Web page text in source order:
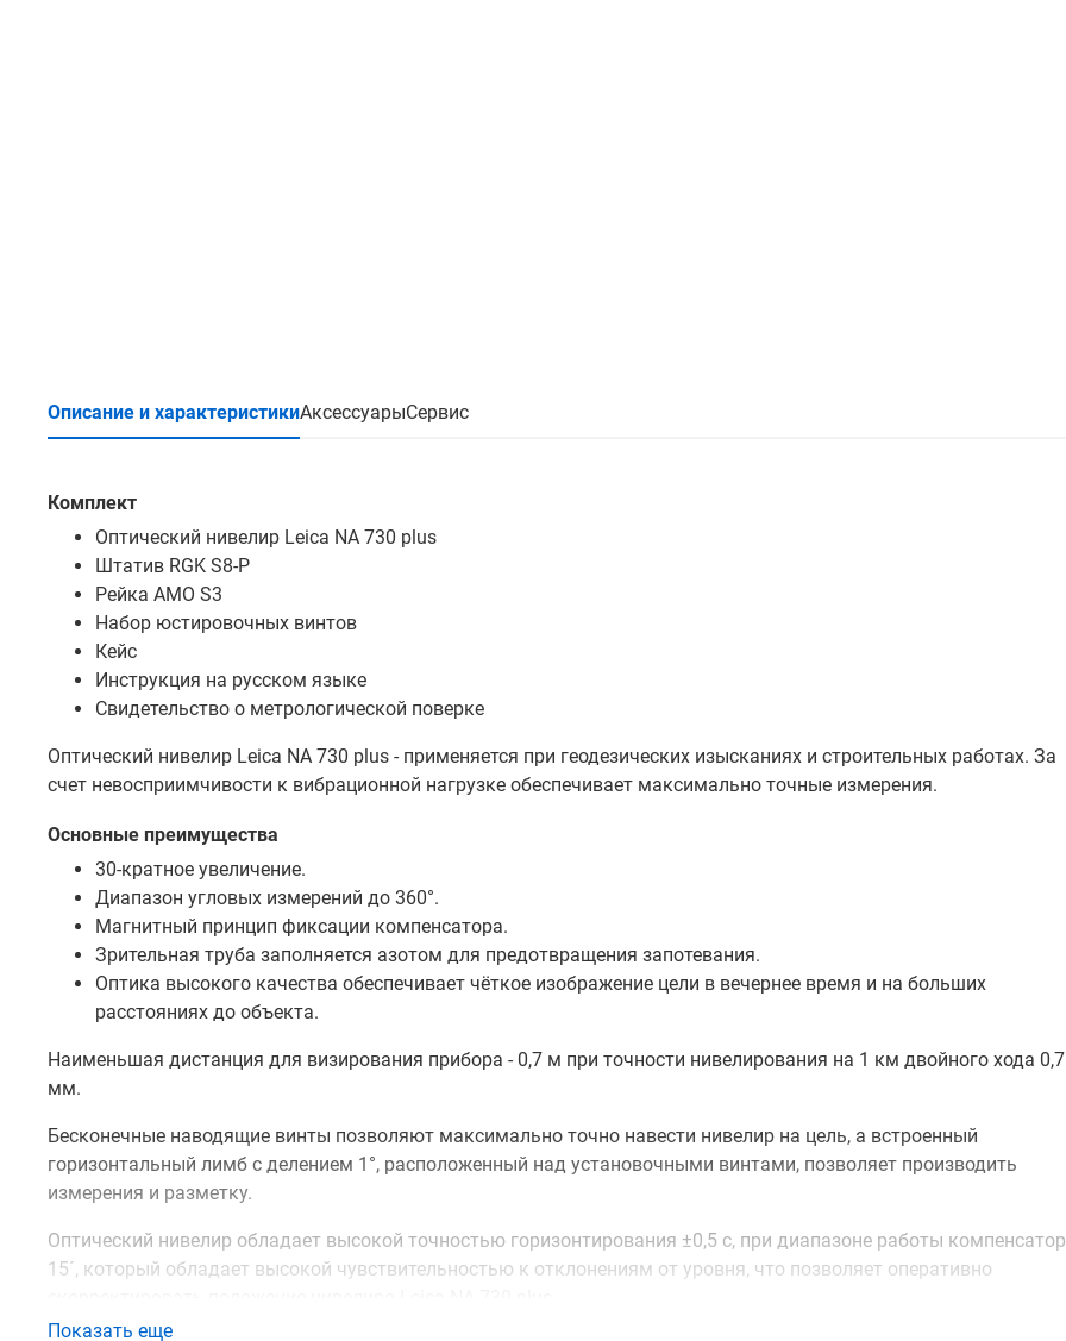
Описание и характеристикиАксессуарыСервис
Комплект
Оптический нивелир Leica NA 730 plus
Штатив RGK S8-P
Рейка AMO S3
Набор юстировочных винтов
Кейс
Инструкция на русском языке
Свидетельство о метрологической поверке
Оптический нивелир Leica NA 730 plus - применяется при геодезических изысканиях и строительных работах. За
счет невосприимчивости к вибрационной нагрузке обеспечивает максимально точные измерения.
Основные преимущества
30-кратное увеличение.
Диапазон угловых измерений до 360°.
Магнитный принцип фиксации компенсатора.
Зрительная труба заполняется азотом для предотвращения запотевания.
Оптика высокого качества обеспечивает чёткое изображение цели в вечернее время и на больших
расстояниях до объекта.
Наименьшая дистанция для визирования прибора - 0,7 м при точности нивелирования на 1 км двойного хода 0,7
мм.
Бесконечные наводящие винты позволяют максимально точно навести нивелир на цель, а встроенный
горизонтальный лимб с делением 1°, расположенный над установочными винтами, позволяет производить
измерения и разметку.
Оптический нивелир обладает высокой точностью горизонтирования ±0,5 с, при диапазоне работы
15´, который обладает высокой чувствительностью к отклонениям от уровня, что позволяет оперативно
Показать еще